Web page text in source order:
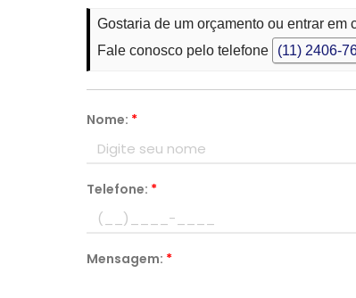
Gostaria de um orçamento ou entrar
Fale conosco pelo telefone
(11) 2406-
Nome: *
Telefone: *
Mensagem: *